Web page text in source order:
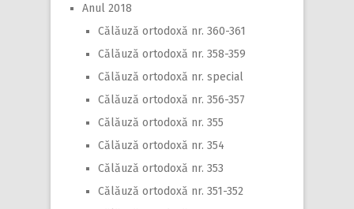
Anul 2018
Călăuză ortodoxă nr. 360-361
Călăuză ortodoxă nr. 358-359
Călăuză ortodoxă nr. special
Călăuză ortodoxă nr. 356-357
Călăuză ortodoxă nr. 355
Călăuză ortodoxă nr. 354
Călăuză ortodoxă nr. 353
Călăuză ortodoxă nr. 351-352